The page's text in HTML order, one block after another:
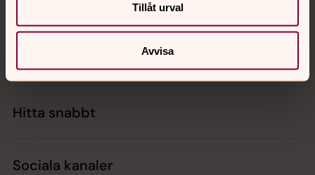
Tillåt urval
Avvisa
Hitta snabbt
Sociala kanaler